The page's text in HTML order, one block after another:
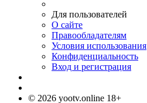
Для пользователей
О сайте
Правообладателям
Условия использования
Конфиденциальность
Вход и регистрация
© 2026 yootv.online 18+